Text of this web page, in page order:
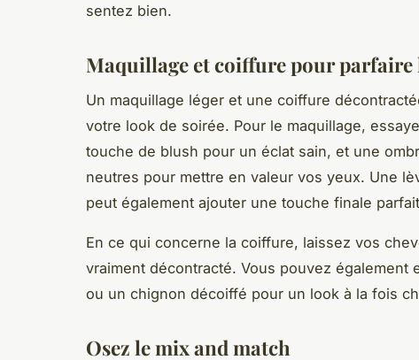
sentez bien.
Maquillage et coiffure pour parfaire
Un maquillage léger et une coiffure
votre look de soirée. Pour le maquillage,
touche de blush pour un éclat sain, et une
neutres pour mettre en valeur vos yeux. Une
peut également ajouter une touche finale
En ce qui concerne la coiffure, laissez vos
vraiment décontracté. Vous pouvez également
ou un chignon décoiffé pour un look à la fois
Osez le mix and match